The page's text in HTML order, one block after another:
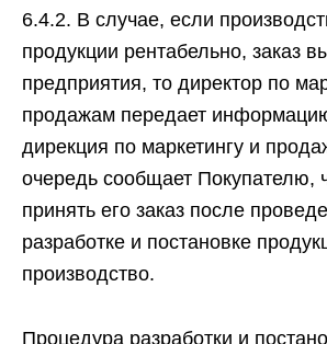
6.4.2. В случае, если
продукции рентабельно, заказ
предприятия, то директор по
продажам передает
дирекция по маркетингу и
очередь сообщает Покупателю,
принять его заказ после
разработке и постановке
производство.
Процедура разработки и